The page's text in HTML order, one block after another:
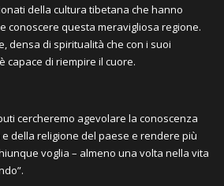
della cultura tibetana che hanno
conoscere questa meravigliosa regione.
densa di spiritualità che con i suoi
capace di riempire il cuore.
cercheremo agevolare la conoscenza
della religione del paese e rendere più
voglia – almeno una volta nella vita